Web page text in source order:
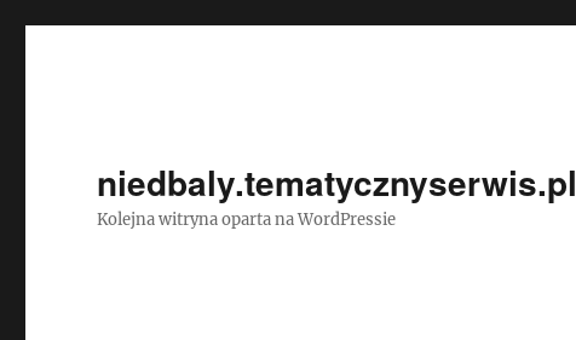
niedbaly.tematycznyserwis.pl
Kolejna witryna oparta na WordPressie